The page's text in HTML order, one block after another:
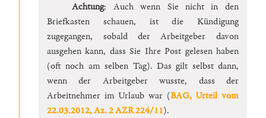
Achtung: Auch wenn Sie nicht in den
Briefkasten schauen, ist die Kündigung
zugegangen, sobald der Arbeitgeber davon
ausgehen kann, dass Sie Ihre Post gelesen haben
(oft noch am selben Tag). Das gilt selbst dann,
wenn der Arbeitgeber wusste, dass der
Arbeitnehmer im Urlaub war (BAG, Urteil vom
22.03.2012, Az. 2 AZR 224/11).